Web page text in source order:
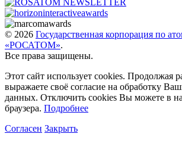
© 2026 Государственная корпорация по
«РОСАТОМ».
Все права защищены.
Этот сайт использует cookies. Продолжая
выражаете своё согласие на обработку
данных. Отключить cookies Вы можете в
браузера. Подробнее
Согласен Закрыть